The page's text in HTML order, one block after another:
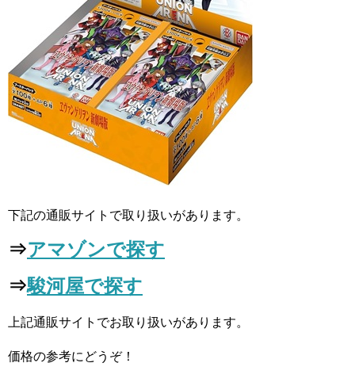
下記の通販サイトで取り扱いがあります。
⇒アマゾンで探す
⇒駿河屋で探す
上記通販サイトでお取り扱いがあります。
価格の参考にどうぞ！